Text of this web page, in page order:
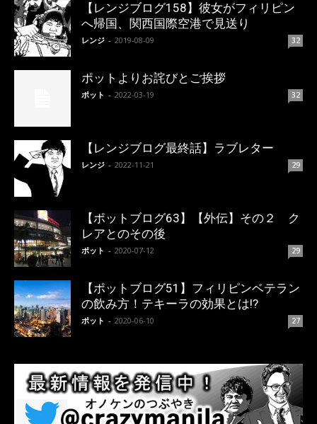
【レンジブログ158】彼女がフィリピン
へ帰国、関西国際空港で見送り
レンジ - 2019-08-09 32
ポットよりお詫びとご挨拶
ポット - 2022-03-19 32
【レンジブログ最終話】ラブレター
レンジ - 2022-11-21 29
【ポットブログ63】【外伝】その２ ク
レアとのその後
ポット - 2020-07-12 29
【ポットブログ51】フィリピンベテラン
の飲み方！テキーラの効果とは!?
ポット - 2020-06-10 27